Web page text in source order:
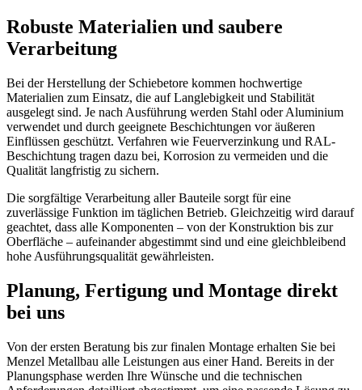
Robuste Materialien und saubere
Verarbeitung
Bei der Herstellung der Schiebetore kommen hochwertige
Materialien zum Einsatz, die auf Langlebigkeit und Stabilität
ausgelegt sind. Je nach Ausführung werden Stahl oder Aluminium
verwendet und durch geeignete Beschichtungen vor äußeren
Einflüssen geschützt. Verfahren wie Feuerverzinkung und RAL-
Beschichtung tragen dazu bei, Korrosion zu vermeiden und die
Qualität langfristig zu sichern.
Die sorgfältige Verarbeitung aller Bauteile sorgt für eine
zuverlässige Funktion im täglichen Betrieb. Gleichzeitig wird darauf
geachtet, dass alle Komponenten – von der Konstruktion bis zur
Oberfläche – aufeinander abgestimmt sind und eine gleichbleibend
hohe Ausführungsqualität gewährleisten.
Planung, Fertigung und Montage direkt
bei uns
Von der ersten Beratung bis zur finalen Montage erhalten Sie bei
Menzel Metallbau alle Leistungen aus einer Hand. Bereits in der
Planungsphase werden Ihre Wünsche und die technischen